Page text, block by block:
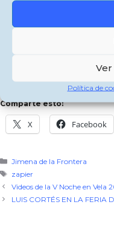
Política de
La feria de Agosto se presenta
El jueves de feria, 15 de agosto,
En la fiesta joven contaremos
y DJ ENZO.
Comparte esto:
X Facebook
Categorías
Jimena de la Frontera
Etiquetas
zapier
Videos de la V Noche en Vela
LUIS CORTÉS EN LA FERIA